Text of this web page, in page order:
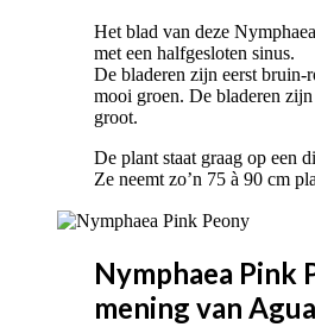
Het blad van deze
met een halfgesloten sinus.
De bladeren zijn eerst bruin-
mooi groen. De bladeren
groot.
De plant staat graag op een
Ze neemt zo’n 75 à 90 cm
Nymphaea Pink
mening van Agua